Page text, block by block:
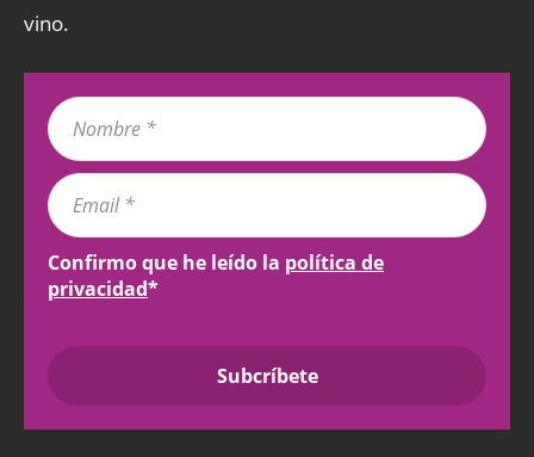
vino.
Confirmo que he leído la política de
privacidad*